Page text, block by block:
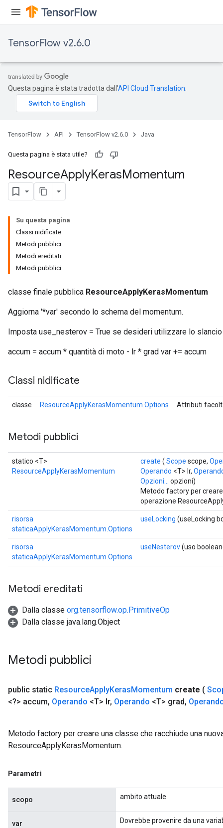
TensorFlow v2.6.0
Questa pagina è stata tradotta dall'API Cloud Translation
TensorFlow API TensorFlow v2.6.0 Java
Questa pagina è stata utile?
ResourceApplyKerasMomentum
Su questa pagina
Classi nidificate
Metodi pubblici
Metodi ereditati
Metodi pubblici
classe finale pubblica ResourceApplyKerasMomentum
Aggiorna '*var' secondo lo schema del momentum.
Imposta use_nesterov = True se desideri utilizzare lo
accum = accum * quantità di moto - lr * grad var += accum
Classi nidificate
classe ResourceApplyKerasMomentum.Options Attributi
Metodi pubblici
statico <T>
ResourceApplyKerasMomentum
create ( Scope scope,
Operando <T> lr,
Opzioni...
opzioni)
Metodo factory per
operazione
risorsa
staticaApplyKerasMomentum.Options
useLocking (useLocking
risorsa
staticaApplyKerasMomentum.Options
useNesterov(uso
Metodi ereditati
Dalla classe org.tensorflow.op.PrimitiveOp
Dalla classe java.lang.Object
Metodi pubblici
public static ResourceApplyKerasMomentum create (
<?> accum, Operando <T> lr, Operando <T> grad,
Metodo factory per creare una classe che racchiude una
ResourceApplyKerasMomentum.
Parametri
scopo ambito attuale
var Dovrebbe provenire da una